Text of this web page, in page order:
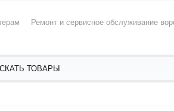
Ремонт и сервисное обслуживание